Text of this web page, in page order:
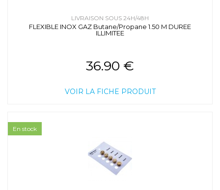
LIVRAISON SOUS 24H/48H
FLEXIBLE INOX GAZ Butane/Propane 1.50 M DUREE
ILLIMITEE
36.90 €
VOIR LA FICHE PRODUIT
En stock